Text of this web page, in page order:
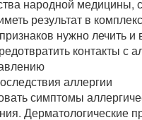
народной медицины,
результат в
нужно лечить
контакты с
аллергии
симптомы
Дерматологические